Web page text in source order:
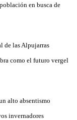
en busca de
de las Alpujarras
como el futuro vergel
alto absentismo
invernadores